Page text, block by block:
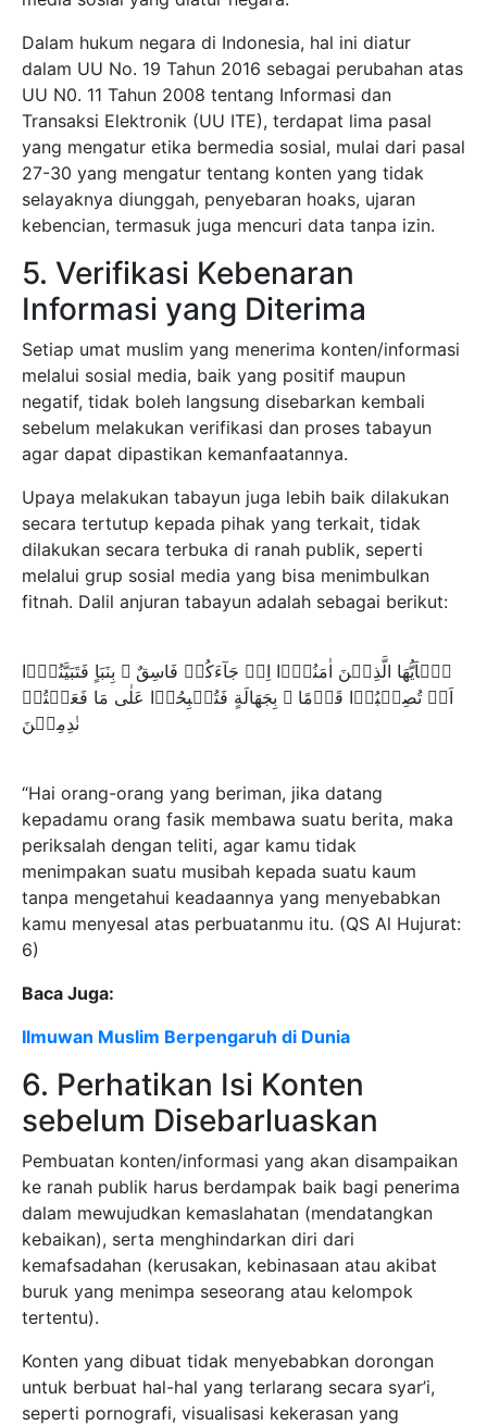
Dalam hukum negara di Indonesia, hal ini diatur
dalam UU No. 19 Tahun 2016 sebagai perubahan atas
UU N0. 11 Tahun 2008 tentang Informasi dan
Transaksi Elektronik (UU ITE), terdapat lima pasal
yang mengatur etika bermedia sosial, mulai dari pasal
27-30 yang mengatur tentang konten yang tidak
selayaknya diunggah, penyebaran hoaks, ujaran
kebencian, termasuk juga mencuri data tanpa izin.
5. Verifikasi Kebenaran
Informasi yang Diterima
Setiap umat muslim yang menerima konten/informasi
melalui sosial media, baik yang positif maupun
negatif, tidak boleh langsung disebarkan kembali
sebelum melakukan verifikasi dan proses tabayun
agar dapat dipastikan kemanfaatannya.
Upaya melakukan tabayun juga lebih baik dilakukan
secara tertutup kepada pihak yang terkait, tidak
dilakukan secara terbuka di ranah publik, seperti
melalui grup sosial media yang bisa menimbulkan
fitnah. Dalil anjuran tabayun adalah sebagai berikut:
يٰۤاَيُّهَا الَّذِيۡنَ اٰمَنُوۡۤا اِنۡ جَآءَكُمۡ فَاسِقٌ ۢ بِنَبَاٍ فَتَبَيَّنُوۡۤا
اَنۡ تُصِيۡبُوۡا قَوۡمًا ۢ بِجَهَالَةٍ فَتُصۡبِحُوۡا عَلٰى مَا فَعَلۡتُمۡ
نٰدِمِيۡنَ
“Hai orang-orang yang beriman, jika datang
kepadamu orang fasik membawa suatu berita, maka
periksalah dengan teliti, agar kamu tidak
menimpakan suatu musibah kepada suatu kaum
tanpa mengetahui keadaannya yang menyebabkan
kamu menyesal atas perbuatanmu itu. (QS Al Hujurat:
6)
Baca Juga:
Ilmuwan Muslim Berpengaruh di Dunia
6. Perhatikan Isi Konten
sebelum Disebarluaskan
Pembuatan konten/informasi yang akan disampaikan
ke ranah publik harus berdampak baik bagi penerima
dalam mewujudkan kemaslahatan (mendatangkan
kebaikan), serta menghindarkan diri dari
kemafsadahan (kerusakan, kebinasaan atau akibat
buruk yang menimpa seseorang atau kelompok
tertentu).
Konten yang dibuat tidak menyebabkan dorongan
untuk berbuat hal-hal yang terlarang secara syar’i,
seperti pornografi, visualisasi kekerasan yang